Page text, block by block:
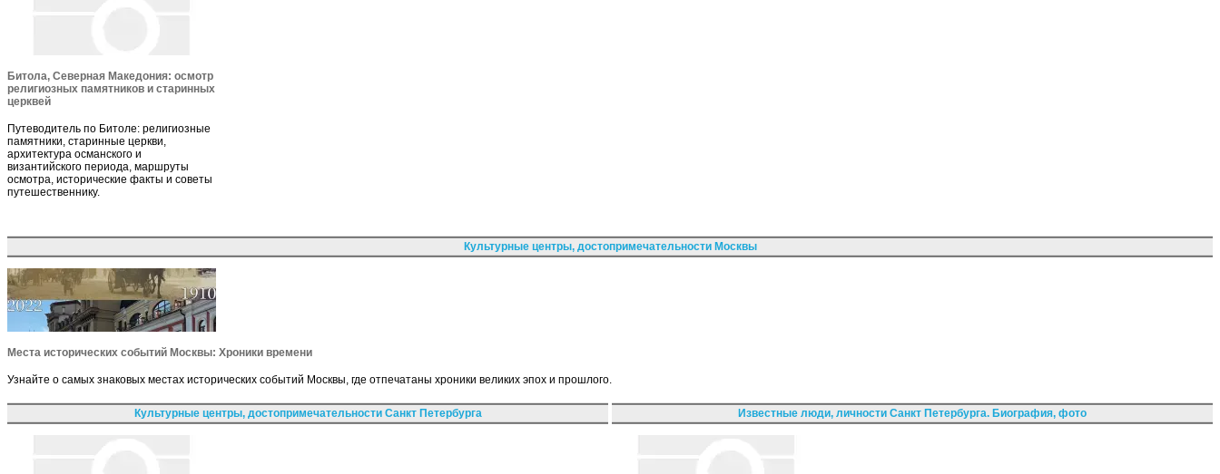
Битола, Северная Македония: осмотр
религиозных памятников и старинных
церквей
Путеводитель по Битоле: религиозные
памятники, старинные церкви,
архитектура османского и
византийского периода, маршруты
осмотра, исторические факты и советы
путешественнику.
Культурные центры, достопримечательности Москвы
Места исторических событий Москвы: Хроники времени
Узнайте о самых знаковых местах исторических событий Москвы, где отпечатаны хроники великих эпох и прошлого.
Культурные центры, достопримечательности Санкт Петербурга Известные люди, личности Санкт Петербурга. Биография, фото